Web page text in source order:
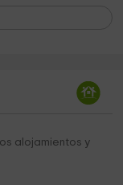
11,3 km
alojamientos y